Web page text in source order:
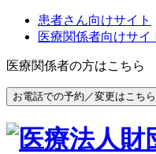
患者さん向けサイト
医療関係者向けサイ
医療関係者の方はこちら
お電話での予約／変更はこちら